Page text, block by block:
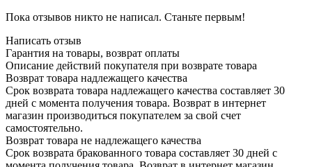
Пока отзывов никто не написал. Станьте первым!
Написать отзыв
Гарантия на товары, возврат оплаты
Описание действий покупателя при возврате товара
Возврат товара надлежащего качества
Срок возврата товара надлежащего качества составляет 30
дней с момента получения товара. Возврат в интернет
магазин производиться покупателем за свой счет
самостоятельно.
Возврат товара не надлежащего качества
Срок возврата бракованного товара составляет 30 дней с